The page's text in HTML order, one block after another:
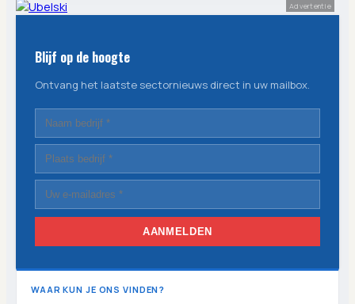
Advertentie
Blijf op de hoogte
Ontvang het laatste sectornieuws direct in uw mailbox.
AANMELDEN
WAAR KUN JE ONS VINDEN?